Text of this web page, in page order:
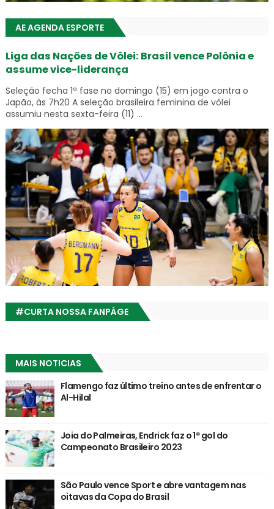
AE AGENDA ESPORTE
Liga das Nações de Vôlei: Brasil vence Polônia e
assume vice-liderança
Seleção fecha 1ª fase no domingo (15) em jogo contra o
Japão, às 7h20 A seleção brasileira feminina de vôlei
assumiu nesta sexta-feira (11) ...
#CURTA NOSSA FANPÁGE
MAIS NOTICIAS
Flamengo faz último treino antes de enfrentar o
Al-Hilal
Joia do Palmeiras, Endrick faz o 1º gol do
Campeonato Brasileiro 2023
São Paulo vence Sport e abre vantagem nas
oitavas da Copa do Brasil